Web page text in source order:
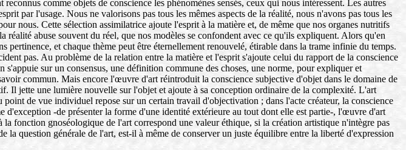
comme objets de conscience les phénomènes sensés, ceux qui nous intéressent. Les autres
par l'usage. Nous ne valorisons pas tous les mêmes aspects de la réalité, nous n'avons pas tous les
nous. Cette sélection assimilatrice ajoute l'esprit à la matière et, de même que nos organes nutritifs
abuse souvent du réel, que nos modèles se confondent avec ce qu'ils expliquent. Alors qu'en
et chaque thème peut être éternellement renouvelé, étirable dans la trame infinie du temps.
pas. Au problème de la relation entre la matière et l'esprit s'ajoute celui du rapport de la conscience
sur un consensus, une définition commune des choses, une norme, pour expliquer et
commun. Mais encore l'œuvre d'art réintroduit la conscience subjective d'objet dans le domaine de
Il jette une lumière nouvelle sur l'objet et ajoute à sa conception ordinaire de la complexité. L'art
de vue individuel repose sur un certain travail d'objectivation ; dans l'acte créateur, la conscience
-de présenter la forme d'une identité extérieure au tout dont elle est partie-, l'œuvre d'art
fonction gnoséologique de l'art correspond une valeur éthique, si la création artistique n'intègre pas
question générale de l'art, est-il à même de conserver un juste équilibre entre la liberté d'expression